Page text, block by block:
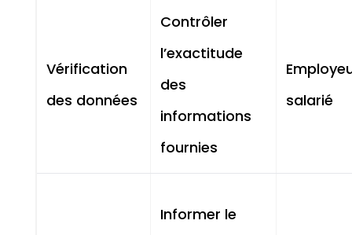
Vérification
des données
Contrôler
l’exactitude
des
informations
fournies
salarié
Informer le